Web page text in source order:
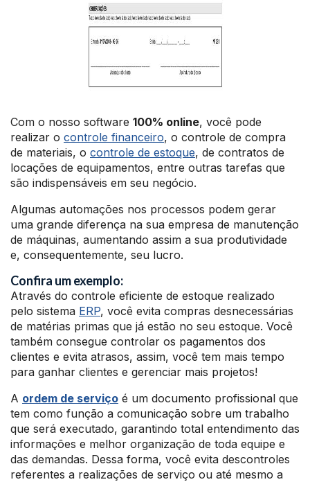
Com o nosso software 100% online, você pode
realizar o controle financeiro, o controle de compra
de materiais, o controle de estoque, de contratos de
locações de equipamentos, entre outras tarefas que
são indispensáveis em seu negócio.
Algumas automações nos processos podem gerar
uma grande diferença na sua empresa de manutenção
de máquinas, aumentando assim a sua produtividade
e, consequentemente, seu lucro.
Confira um exemplo:
Através do controle eficiente de estoque realizado
pelo sistema ERP, você evita compras desnecessárias
de matérias primas que já estão no seu estoque. Você
também consegue controlar os pagamentos dos
clientes e evita atrasos, assim, você tem mais tempo
para ganhar clientes e gerenciar mais projetos!
A ordem de serviço é um documento profissional que
tem como função a comunicação sobre um trabalho
que será executado, garantindo total entendimento das
informações e melhor organização de toda equipe e
das demandas. Dessa forma, você evita descontroles
referentes a realizações de serviço ou até mesmo a